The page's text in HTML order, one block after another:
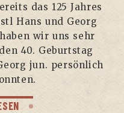
das 125 Jah­res
Hans und Georg
wir uns sehr
40. Geburts­tag
jun. per­sön­lich